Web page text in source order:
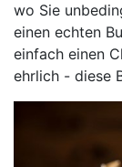
wo Sie
einen echten
einfach einen
ehrlich - diese